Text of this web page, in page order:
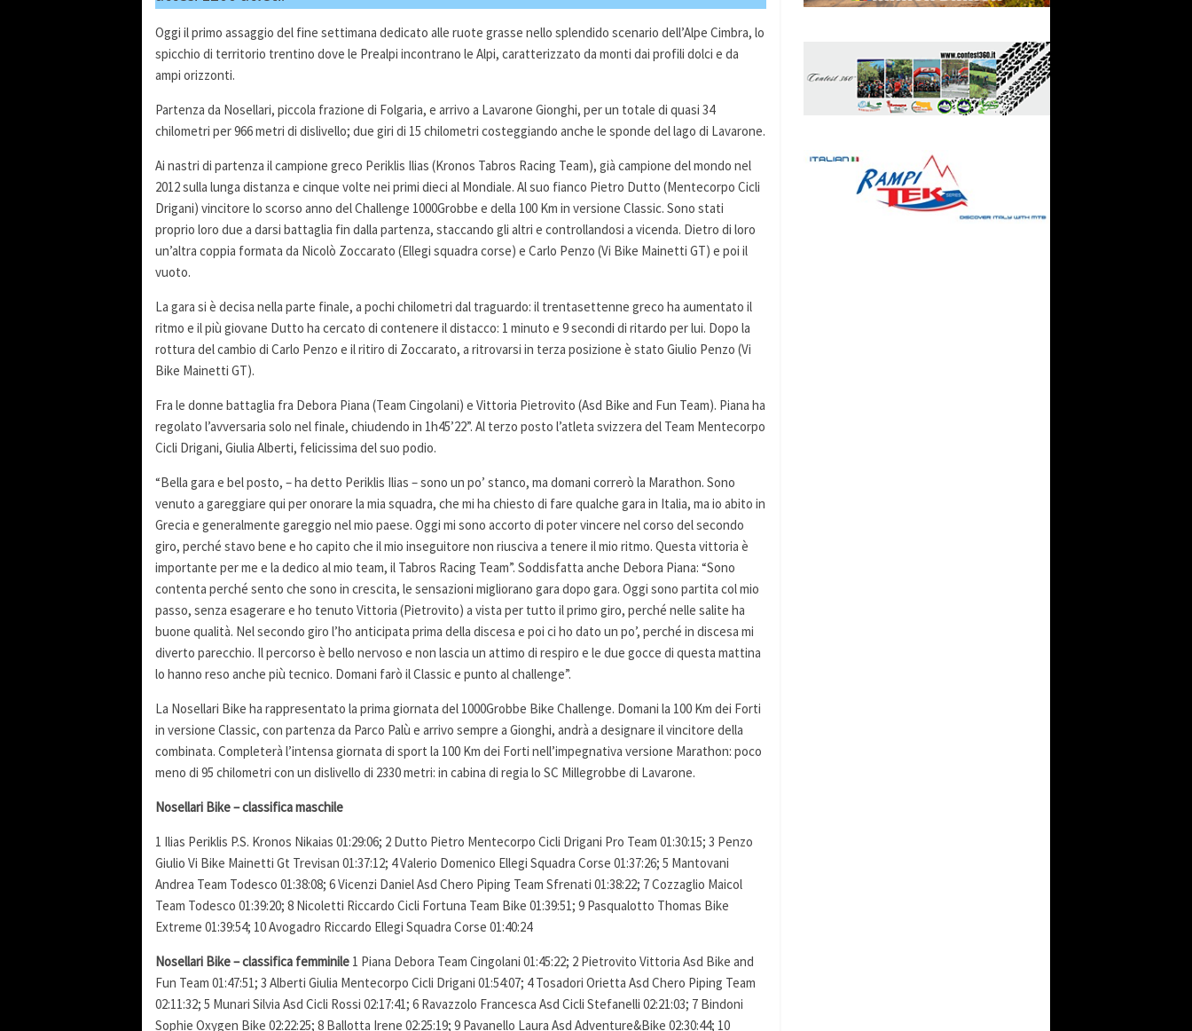
Oggi il primo assaggio del fine settimana dedicato alle ruote grasse nello splendido scenario dell’Alpe Cimbra, lo
spicchio di territorio trentino dove le Prealpi incontrano le Alpi, caratterizzato da monti dai profili dolci e da
ampi orizzonti.
Partenza da Nosellari, piccola frazione di Folgaria, e arrivo a Lavarone Gionghi, per un totale di quasi 34
chilometri per 966 metri di dislivello; due giri di 15 chilometri costeggiando anche le sponde del lago di Lavarone.
Ai nastri di partenza il campione greco Periklis Ilias (Kronos Tabros Racing Team), già campione del mondo nel
2012 sulla lunga distanza e cinque volte nei primi dieci al Mondiale. Al suo fianco Pietro Dutto (Mentecorpo Cicli
Drigani) vincitore lo scorso anno del Challenge 1000Grobbe e della 100 Km in versione Classic. Sono stati
proprio loro due a darsi battaglia fin dalla partenza, staccando gli altri e controllandosi a vicenda. Dietro di loro
un’altra coppia formata da Nicolò Zoccarato (Ellegi squadra corse) e Carlo Penzo (Vi Bike Mainetti GT) e poi il
vuoto.
La gara si è decisa nella parte finale, a pochi chilometri dal traguardo: il trentasettenne greco ha aumentato il
ritmo e il più giovane Dutto ha cercato di contenere il distacco: 1 minuto e 9 secondi di ritardo per lui. Dopo la
rottura del cambio di Carlo Penzo e il ritiro di Zoccarato, a ritrovarsi in terza posizione è stato Giulio Penzo (Vi
Bike Mainetti GT).
Fra le donne battaglia fra Debora Piana (Team Cingolani) e Vittoria Pietrovito (Asd Bike and Fun Team). Piana ha
regolato l’avversaria solo nel finale, chiudendo in 1h45’22”. Al terzo posto l’atleta svizzera del Team Mentecorpo
Cicli Drigani, Giulia Alberti, felicissima del suo podio.
“Bella gara e bel posto, – ha detto Periklis Ilias – sono un po’ stanco, ma domani correrò la Marathon. Sono
venuto a gareggiare qui per onorare la mia squadra, che mi ha chiesto di fare qualche gara in Italia, ma io abito in
Grecia e generalmente gareggio nel mio paese. Oggi mi sono accorto di poter vincere nel corso del secondo
giro, perché stavo bene e ho capito che il mio inseguitore non riusciva a tenere il mio ritmo. Questa vittoria è
importante per me e la dedico al mio team, il Tabros Racing Team”. Soddisfatta anche Debora Piana: “Sono
contenta perché sento che sono in crescita, le sensazioni migliorano gara dopo gara. Oggi sono partita col mio
passo, senza esagerare e ho tenuto Vittoria (Pietrovito) a vista per tutto il primo giro, perché nelle salite ha
buone qualità. Nel secondo giro l’ho anticipata prima della discesa e poi ci ho dato un po’, perché in discesa mi
diverto parecchio. Il percorso è bello nervoso e non lascia un attimo di respiro e le due gocce di questa mattina
lo hanno reso anche più tecnico. Domani farò il Classic e punto al challenge”.
La Nosellari Bike ha rappresentato la prima giornata del 1000Grobbe Bike Challenge. Domani la 100 Km dei Forti
in versione Classic, con partenza da Parco Palù e arrivo sempre a Gionghi, andrà a designare il vincitore della
combinata. Completerà l’intensa giornata di sport la 100 Km dei Forti nell’impegnativa versione Marathon: poco
meno di 95 chilometri con un dislivello di 2330 metri: in cabina di regia lo SC Millegrobbe di Lavarone.
Nosellari Bike – classifica maschile
1 Ilias Periklis P.S. Kronos Nikaias 01:29:06; 2 Dutto Pietro Mentecorpo Cicli Drigani Pro Team 01:30:15; 3 Penzo
Giulio Vi Bike Mainetti Gt Trevisan 01:37:12; 4 Valerio Domenico Ellegi Squadra Corse 01:37:26; 5 Mantovani
Andrea Team Todesco 01:38:08; 6 Vicenzi Daniel Asd Chero Piping Team Sfrenati 01:38:22; 7 Cozzaglio Maicol
Team Todesco 01:39:20; 8 Nicoletti Riccardo Cicli Fortuna Team Bike 01:39:51; 9 Pasqualotto Thomas Bike
Extreme 01:39:54; 10 Avogadro Riccardo Ellegi Squadra Corse 01:40:24
Nosellari Bike – classifica femminile 1 Piana Debora Team Cingolani 01:45:22; 2 Pietrovito Vittoria Asd Bike and
Fun Team 01:47:51; 3 Alberti Giulia Mentecorpo Cicli Drigani 01:54:07; 4 Tosadori Orietta Asd Chero Piping Team
02:11:32; 5 Munari Silvia Asd Cicli Rossi 02:17:41; 6 Ravazzolo Francesca Asd Cicli Stefanelli 02:21:03; 7 Bindoni
Sophie Oxygen Bike 02:22:25; 8 Ballotta Irene 02:25:19; 9 Pavanello Laura Asd Adventure&Bike 02:30:44; 10